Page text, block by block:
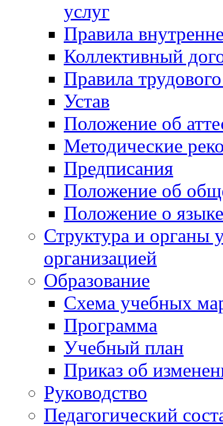
услуг
Правила
Коллективный
Правила
Устав
Положение об
Методические
Предписания
Положение об
Положение о языке
Структура и органы
организацией
Образование
Схема учебных
Программа
Учебный план
Приказ об
Руководство
Педагогический